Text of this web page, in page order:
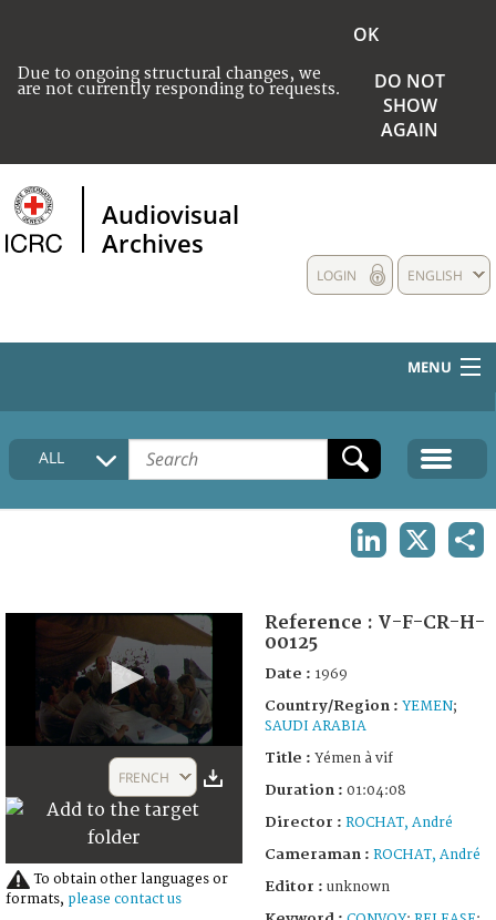
Due to ongoing structural changes, we
are not currently responding to requests.
OK
DO NOT
SHOW
AGAIN
Audiovisual
Archives
ENGLISH
LOGIN
MENU
HOME
COLLECTIONS DESCRIPTION
ALL
1
minutes,
18
seconds
FRENCH
To obtain other languages or
formats, please contact us
Reference : V-F-CR-H-
00125
Date : 1969
Country/Region : YEMEN;
SAUDI ARABIA
Title : Yémen à vif
Duration : 01:04:08
Director : ROCHAT, André
Cameraman : ROCHAT, André
Editor : unknown